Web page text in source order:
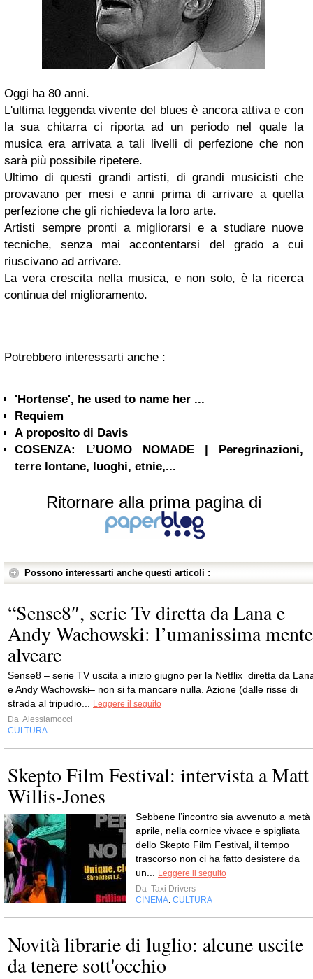
Oggi ha 80 anni.
L'ultima leggenda vivente del blues è ancora attiva e con
la sua chitarra ci riporta ad un periodo nel quale la
musica era arrivata a tali livelli di perfezione che non
sarà più possibile ripetere.
Ultimo di questi grandi artisti, di grandi musicisti che
provavano per mesi e anni prima di arrivare a quella
perfezione che gli richiedeva la loro arte.
Artisti sempre pronti a migliorarsi e a studiare nuove
tecniche, senza mai accontentarsi del grado a cui
riuscivano ad arrivare.
La vera crescita nella musica, e non solo, è la ricerca
continua del miglioramento.
Potrebbero interessarti anche :
'Hortense', he used to name her ...
Requiem
A proposito di Davis
COSENZA: L’UOMO NOMADE | Peregrinazioni,
terre lontane, luoghi, etnie,...
Ritornare alla prima pagina di
Possono interessarti anche questi articoli :
“Sense8″, serie Tv diretta da Lana e
Andy Wachowski: l’umanissima mente
alveare
Sense8 – serie TV uscita a inizio giugno per la Netflix diretta da
e Andy Wachowski– non si fa mancare nulla. Azione (dalle risse di
strada al tripudio...
Leggere il seguito
Da Alessiamocci
CULTURA
Skepto Film Festival: intervista a Matt
Willis-Jones
Sebbene l’incontro sia avvenuto a metà
aprile, nella cornice vivace e spigliata
dello Skepto Film Festival, il tempo
trascorso non ci ha fatto desistere da
un...
Leggere il seguito
Da Taxi Drivers
CINEMA CULTURA
Novità librarie di luglio: alcune uscite
da tenere sott'occhio